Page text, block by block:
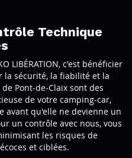
Technique
LIBÉRATION, c'est bénéficier
la sécurité, la fiabilité et la
Pont-de-Claix sont des
de votre camping-car,
avant qu'elle ne devienne un
un contrôle avec nous, vous
les risques de
et ciblées.